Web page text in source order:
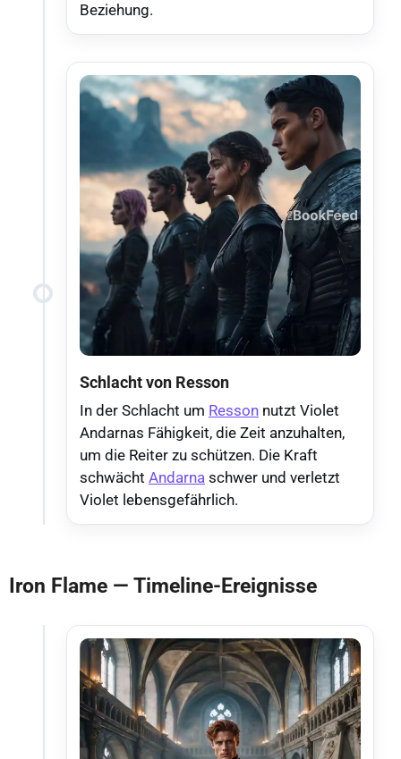
Beziehung.
Schlacht von Resson
In der Schlacht um Resson nutzt Violet
Andarnas Fähigkeit, die Zeit anzuhalten,
um die Reiter zu schützen. Die Kraft
schwächt Andarna schwer und verletzt
Violet lebensgefährlich.
Iron Flame — Timeline-Ereignisse